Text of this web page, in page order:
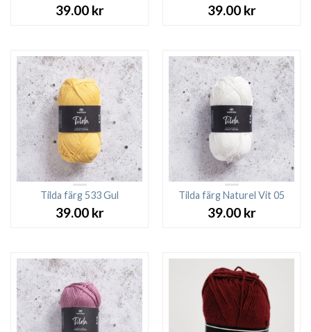
39.00 kr 39.00 kr
Tilda färg 533 Gul
39.00 kr
Tilda färg Naturel Vit 05
39.00 kr